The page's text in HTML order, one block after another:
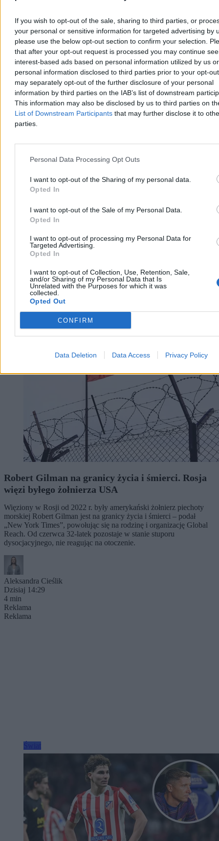
If you wish to opt-out of the sale, sharing to third parties, or
your personal or sensitive information for targeted advertising by
please use the below opt-out section to confirm your selection.
that after your opt-out request is processed you may continue
interest-based ads based on personal information utilized by us or
personal information disclosed to third parties prior to your opt-
may separately opt-out of the further disclosure of your personal
information by third parties on the IAB’s list of downstream
This information may also be disclosed by us to third parties on
List of Downstream Participants that may further disclose it to
parties.
Personal Data Processing Opt Outs
I want to opt-out of the Sharing of my personal data.
Opted In
I want to opt-out of the Sale of my Personal Data.
Opted In
I want to opt-out of processing my Personal Data for
Targeted Advertising.
Opted In
I want to opt-out of Collection, Use, Retention, Sale,
and/or Sharing of my Personal Data that Is
Unrelated with the Purposes for which it was
collected.
Opted Out
CONFIRM
Data Deletion Data Access Privacy Policy
3 min
Świat
Dron wleciał z Rumunii do Bułgarii. Eksplozja
niedaleko gazociągu
W sobotę rano nieznany dron wleciał w bułgarską przestrzeń
tłoczni Gazociągu Transbałkańskiego łączącego Turcję z Ukrainą.
Premier Rumen Radew: nie ma ofiar ani zniszczeń infrastruktury.
Aleksandra Cieślik
Dzisiaj 14:54
Robert Gilman na granicy życia i śmierci. Rosja
więzi byłego żołnierza USA
Więziony w Rosji od 2022 r. były amerykański żołnierz piechoty
morskiej Robert Gilman jest na granicy życia i śmierci – podał
„New York Times”, powołując się na rodzinę i organizację Global
Reach. Od czerwca 32-latek pozostaje w stanie stuporu
dysocjacyjnego, nie reagując na otoczenie.
Aleksandra Cieślik
Dzisiaj 14:29
4 min
Reklama
Reklama